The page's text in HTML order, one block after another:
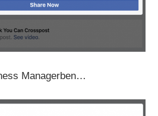
Managerben…